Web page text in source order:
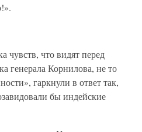
чувств, что видят перед
генерала Корнилова, не то
гаркнули в ответ так,
бы индейские